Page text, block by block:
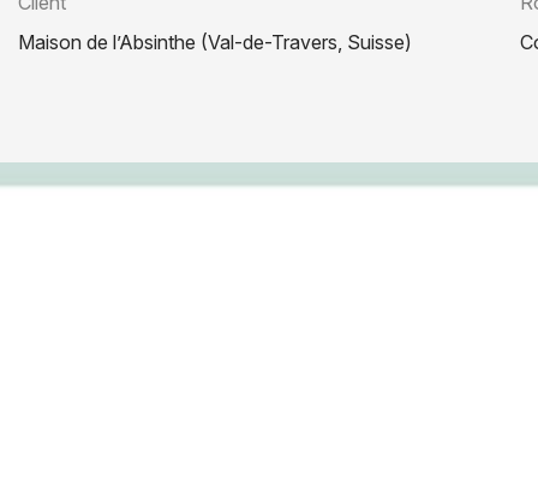
Maison de l’Absinthe (Val-de-Travers, Suisse)